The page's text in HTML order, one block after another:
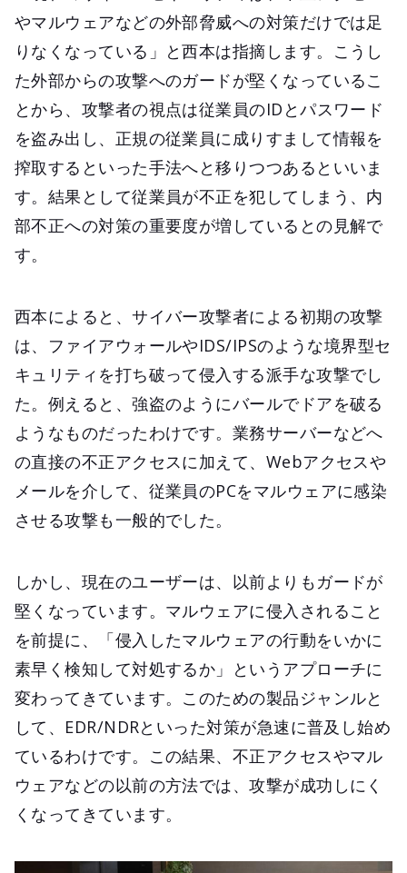
やマルウェアなどの外部脅威への対策だけでは足
りなくなっている」と西本は指摘します。こうし
た外部からの攻撃へのガードが堅くなっているこ
とから、攻撃者の視点は従業員のIDとパスワード
を盗み出し、正規の従業員に成りすまして情報を
搾取するといった手法へと移りつつあるといいま
す。結果として従業員が不正を犯してしまう、内
部不正への対策の重要度が増しているとの見解で
す。
西本によると、サイバー攻撃者による初期の攻撃
は、ファイアウォールやIDS/IPSのような境界型セ
キュリティを打ち破って侵入する派手な攻撃でし
た。例えると、強盗のようにバールでドアを破る
ようなものだったわけです。業務サーバーなどへ
の直接の不正アクセスに加えて、Webアクセスや
メールを介して、従業員のPCをマルウェアに感染
させる攻撃も一般的でした。
しかし、現在のユーザーは、以前よりもガードが
堅くなっています。マルウェアに侵入されること
を前提に、「侵入したマルウェアの行動をいかに
素早く検知して対処するか」というアプローチに
変わってきています。このための製品ジャンルと
して、EDR/NDRといった対策が急速に普及し始め
ているわけです。この結果、不正アクセスやマル
ウェアなどの以前の方法では、攻撃が成功しにく
くなってきています。